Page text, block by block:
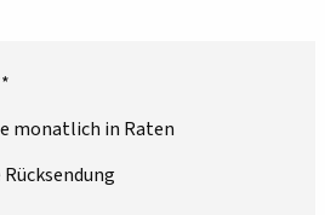
monatlich in Raten